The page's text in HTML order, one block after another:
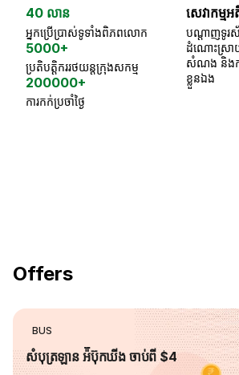
40 លាន
អ្នកប្រើប្រាស់ទូទាំងពិភពលោក
5000+
ប្រតិបត្តិកររថយន្តក្រុងសកម្ម
200000+
ការកក់ប្រចាំថ្ងៃ
សេវាកម្ម
បណ្តាញទូរស័
ដំណោះស្រាយ
សំណង និងក
ខ្លួនឯង
Offers
BUS
សំបុត្រឡាន អ៉ីប៊ុកឃីង ចាប់ពី $4